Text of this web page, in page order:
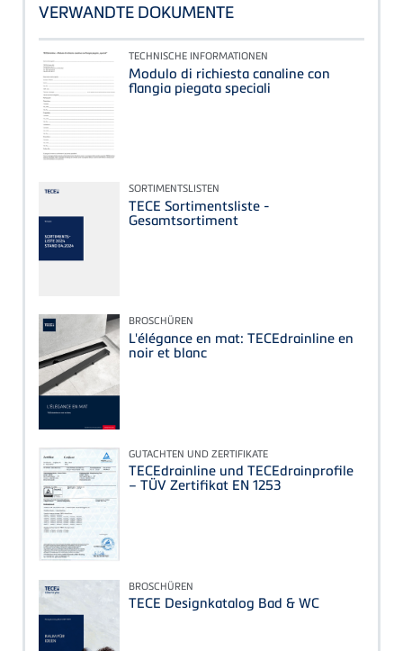
VERWANDTE DOKUMENTE
TECHNISCHE INFORMATIONEN
Modulo di richiesta canaline con
flangia piegata speciali
SORTIMENTSLISTEN
TECE Sortimentsliste -
Gesamtsortiment
BROSCHÜREN
L'élégance en mat: TECEdrainline en
noir et blanc
GUTACHTEN UND ZERTIFIKATE
TECEdrainline und TECEdrainprofile
– TÜV Zertifikat EN 1253
BROSCHÜREN
TECE Designkatalog Bad & WC